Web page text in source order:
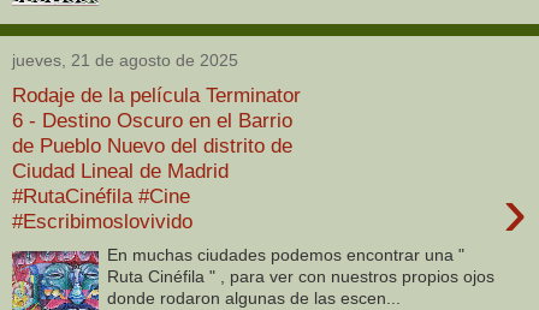
jueves, 21 de agosto de 2025
Rodaje de la película Terminator
6 - Destino Oscuro en el Barrio
de Pueblo Nuevo del distrito de
Ciudad Lineal de Madrid
#RutaCinéfila #Cine
#Escribimoslovivido
›
En muchas ciudades podemos encontrar una "
Ruta Cinéfila " , para ver con nuestros propios ojos
donde rodaron algunas de las escen...